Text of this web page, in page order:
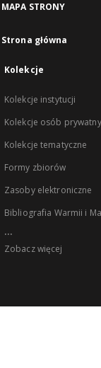
MAPA STRONY
Strona główna
Kolekcje
Kolekcje instytucji
Kolekcje osób
Kolekcje tematyczne
Formy zbiorów
Zasoby elektroniczne
Bibliografia Warmii i
...
Zobacz więcej